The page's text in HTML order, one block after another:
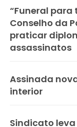
“Funeral
Conselho da
praticar
assassinatos
Assinada
interior
Sindicato leva